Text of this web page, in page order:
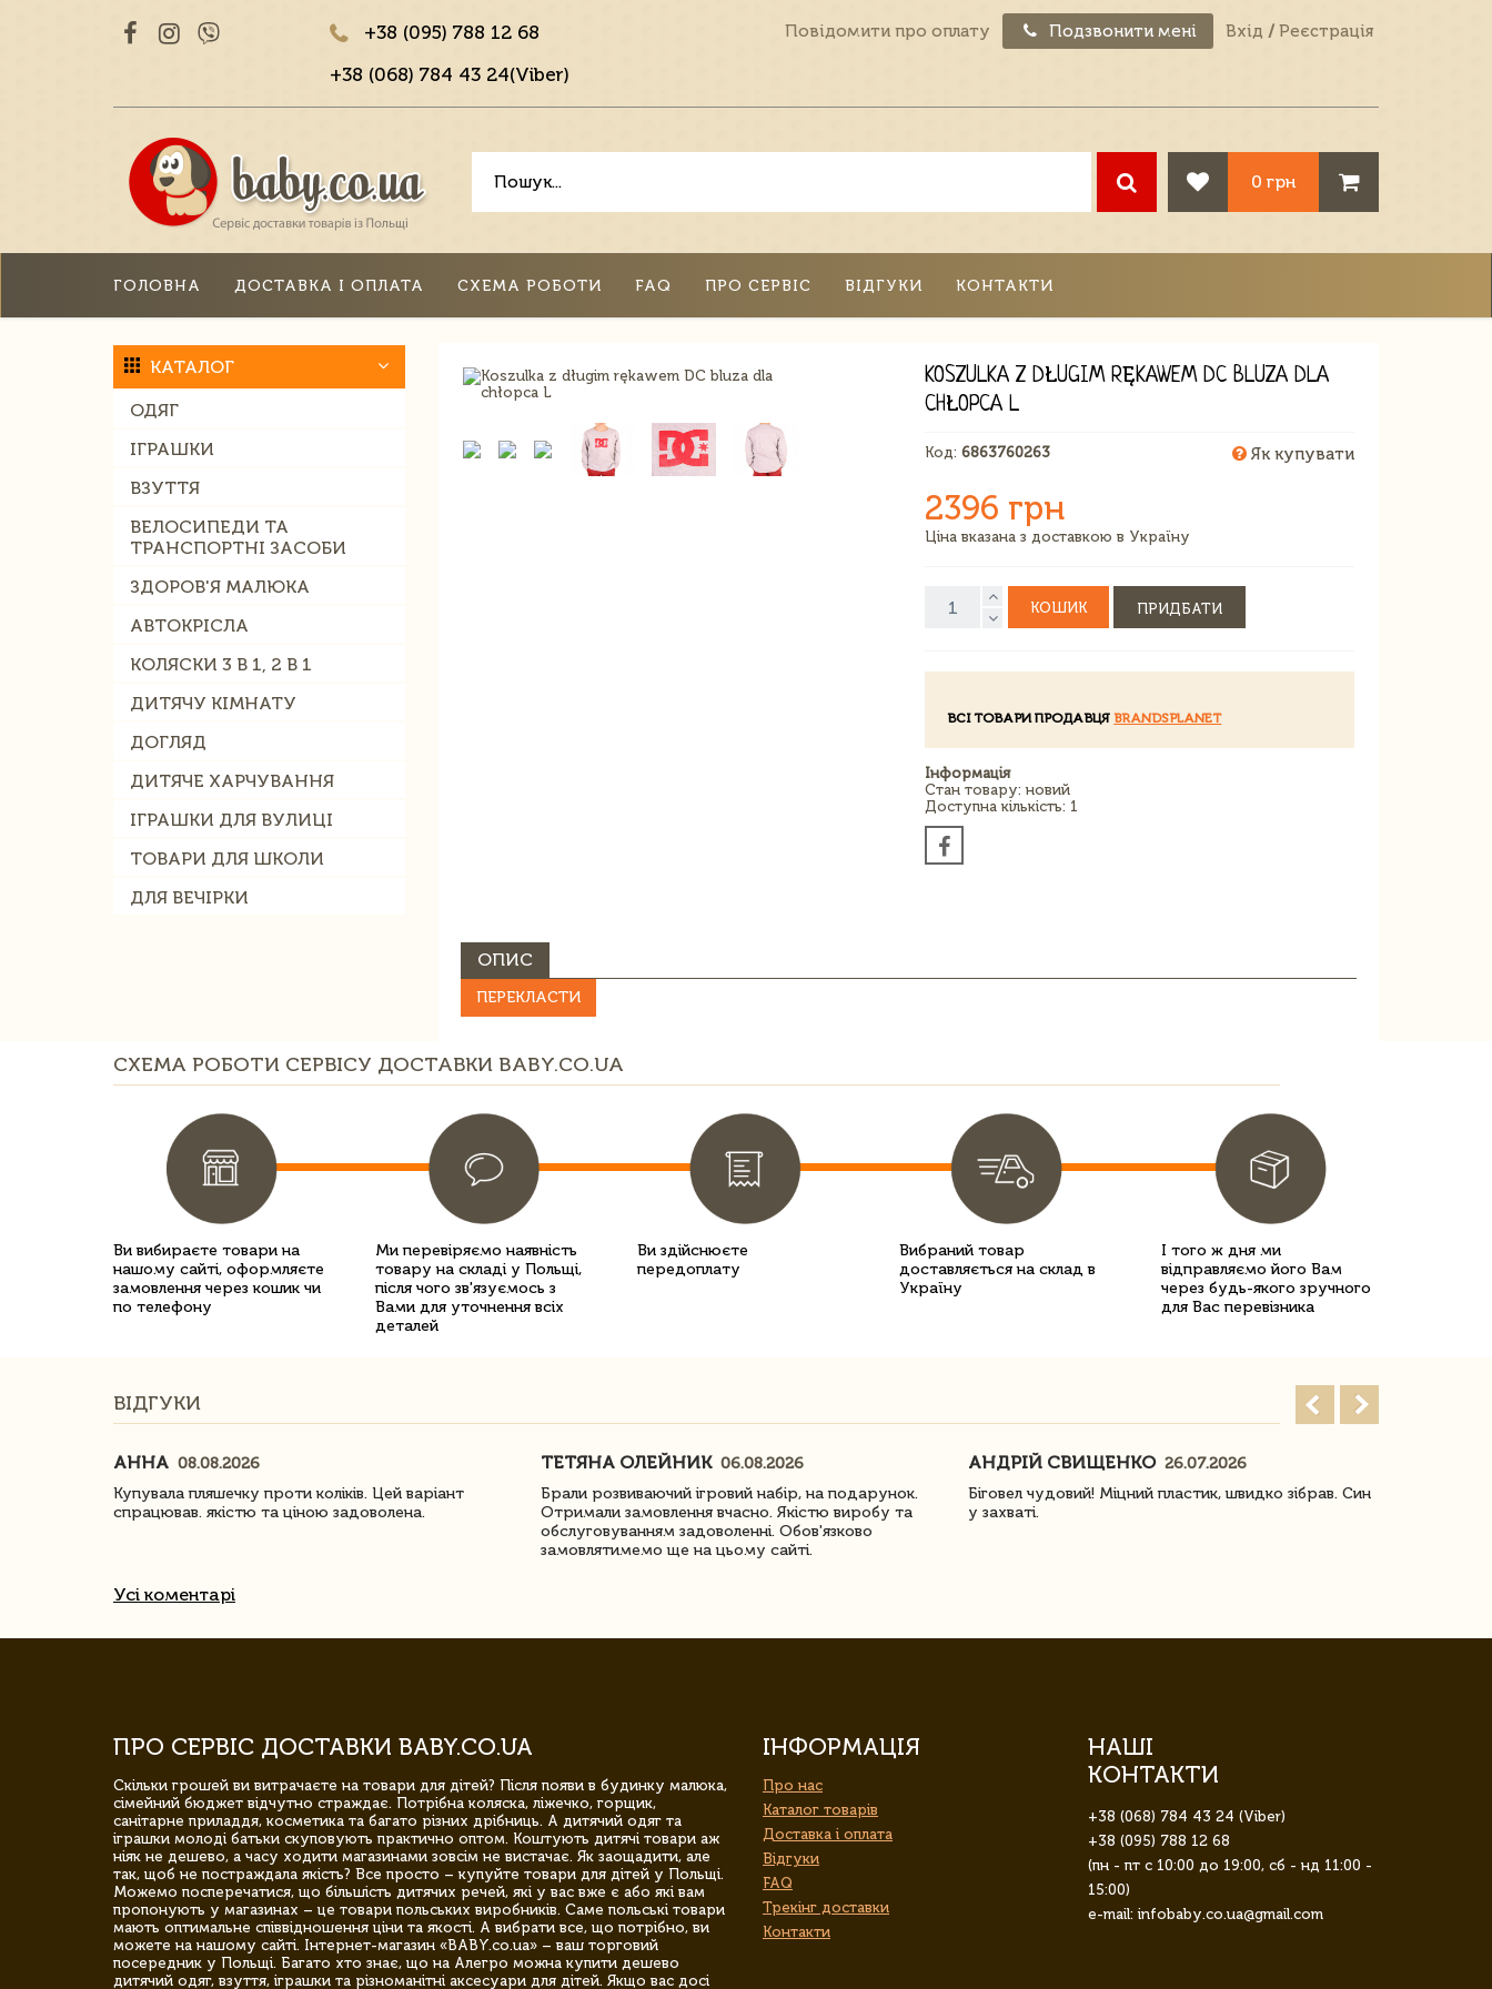
+38 (095) 788 12 68
+38 (068) 784 43 24(Viber)
Повідомити про оплату Подзвонити мені Вхід / Реєстрація
0 грн
ГОЛОВНА ДОСТАВКА І ОПЛАТА СХЕМА РОБОТИ FAQ ПРО СЕРВІС ВІДГУКИ КОНТАКТИ
КАТАЛОГ
ОДЯГ
ІГРАШКИ
ВЗУТТЯ
ВЕЛОСИПЕДИ ТА
ТРАНСПОРТНІ ЗАСОБИ
ЗДОРОВ'Я МАЛЮКА
АВТОКРІСЛА
КОЛЯСКИ 3 В 1, 2 В 1
ДИТЯЧУ КІМНАТУ
ДОГЛЯД
ДИТЯЧЕ ХАРЧУВАННЯ
ІГРАШКИ ДЛЯ ВУЛИЦІ
ТОВАРИ ДЛЯ ШКОЛИ
ДЛЯ ВЕЧІРКИ
KOSZULKA Z DŁUGIM RĘKAWEM DC BLUZA DLA
CHŁOPCA L
Код:6863760263 Як купувати
2396 грн
Ціна вказана з доставкою в Україну
КОШИК ПРИДБАТИ
ВСІ ТОВАРИ ПРОДАВЦЯBRANDSPLANET
Інформація
Стан товару: новий
Доступна кількість: 1
ОПИС
ПЕРЕКЛАСТИ
СХЕМА РОБОТИ СЕРВІСУ ДОСТАВКИ BABY.CO.UA
Ви вибираєте товари на
нашому сайті, оформляєте
замовлення через кошик чи
по телефону
Ми перевіряємо наявність
товару на складі у Польщі,
після чого зв'язуємось з
Вами для уточнення всіх
деталей
Ви здійснюєте
передоплату
Вибраний товар
доставляється на склад в
Україну
І того ж дня ми
відправляємо його Вам
через будь-якого зручного
для Вас перевізника
ВІДГУКИ
АННА 08.08.2026
Купувала пляшечку проти коліків. Цей варіант
спрацював. якістю та ціною задоволена.
ТЕТЯНА ОЛЕЙНИК 06.08.2026
Брали розвиваючий ігровий набір, на подарунок.
Отримали замовлення вчасно. Якістю виробу та
обслуговуванням задоволенні. Обов'язково
замовлятимемо ще на цьому сайті.
АНДРІЙ СВИЩЕНКО 26.07.2026
Біговел чудовий! Міцний пластик, швидко зібрав. Син
у захваті.
Усі коментарі
ПРО СЕРВІС ДОСТАВКИ BABY.CO.UA
Скільки грошей ви витрачаєте на товари для дітей? Після появи в будинку малюка,
сімейний бюджет відчутно страждає. Потрібна коляска, ліжечко, горщик,
санітарне приладдя, косметика та багато різних дрібниць. А дитячий одяг та
іграшки молоді батьки скуповують практично оптом. Коштують дитячі товари аж
ніяк не дешево, а часу ходити магазинами зовсім не вистачає. Як заощадити, але
так, щоб не постраждала якість? Все просто – купуйте товари для дітей у Польщі.
Можемо посперечатися, що більшість дитячих речей, які у вас вже є або які вам
пропонують у магазинах – це товари польських виробників. Саме польські товари
мають оптимальне співвідношення ціни та якості. А вибрати все, що потрібно, ви
можете на нашому сайті. Інтернет-магазин «BABY.co.ua» – ваш торговий
посередник у Польщі. Багато хто знає, що на Алегро можна купити дешево
дитячий одяг, взуття, іграшки та різноманітні аксесуари для дітей. Якщо вас досі
ІНФОРМАЦІЯ
Про нас
Каталог товарів
Доставка і оплата
Відгуки
FAQ
Трекінг доставки
Контакти
НАШІ
КОНТАКТИ
+38 (068) 784 43 24 (Viber)
+38 (095) 788 12 68
(пн - пт с 10:00 до 19:00, сб - нд 11:00 -
15:00)
e-mail: infobaby.co.ua@gmail.com